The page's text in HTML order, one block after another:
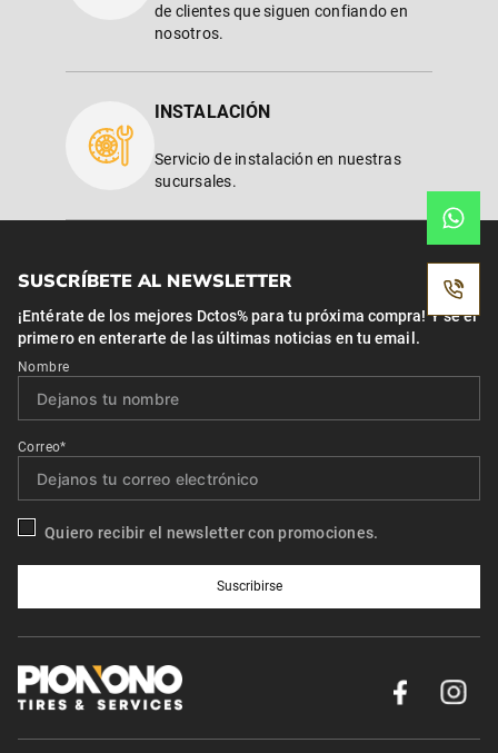
de clientes que siguen confiando en
nosotros.
INSTALACIÓN
Servicio de instalación en nuestras
sucursales.
SUSCRÍBETE AL NEWSLETTER
¡Entérate de los mejores Dctos% para tu próxima compra! Y se el
primero en enterarte de las últimas noticias en tu email.
Nombre
Correo*
Quiero recibir el newsletter con promociones.
Suscribirse